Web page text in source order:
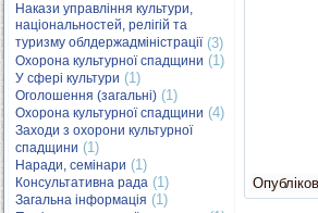
Накази управління культури,
національностей, релігій та
туризму облдержадміністрації(3)
Охорона культурної спадщини (1)
У сфері культури (1)
Оголошення (загальні) (1)
Охорона культурної спадщини (4)
Заходи з охорони культурної
спадщини (1)
Наради, семінари (1)
Консультативна рада (1)
Загальна інформація (1)